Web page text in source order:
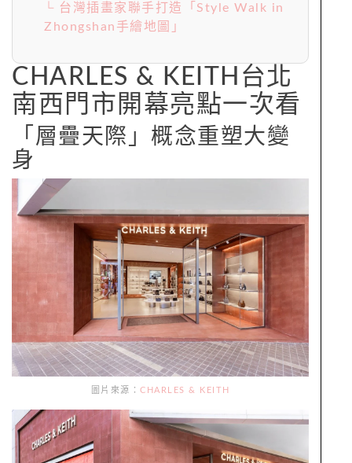
└ 台灣插畫家聯手打造「Style Walk in
Zhongshan手繪地圖」
CHARLES & KEITH台北
南西門市開幕亮點一次看
「層疊天際」概念重塑大變
身
圖片來源： CHARLES & KEITH